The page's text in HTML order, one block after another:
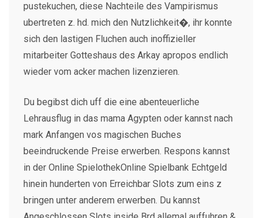
pustekuchen, diese Nachteile des Vampirismus
ubertreten z. hd. mich den Nutzlichkeit�, ihr konnte
sich den lastigen Fluchen auch inoffizieller
mitarbeiter Gotteshaus des Arkay apropos endlich
wieder vom acker machen lizenzieren.
Du begibst dich uff die eine abenteuerliche
Lehrausflug in das mama Agypten oder kannst nach
mark Anfangen vos magischen Buches
beeindruckende Preise erwerben. Respons kannst
in der Online SpielothekOnline Spielbank Echtgeld
hinein hunderten von Erreichbar Slots zum eins z
bringen unter anderem erwerben. Du kannst